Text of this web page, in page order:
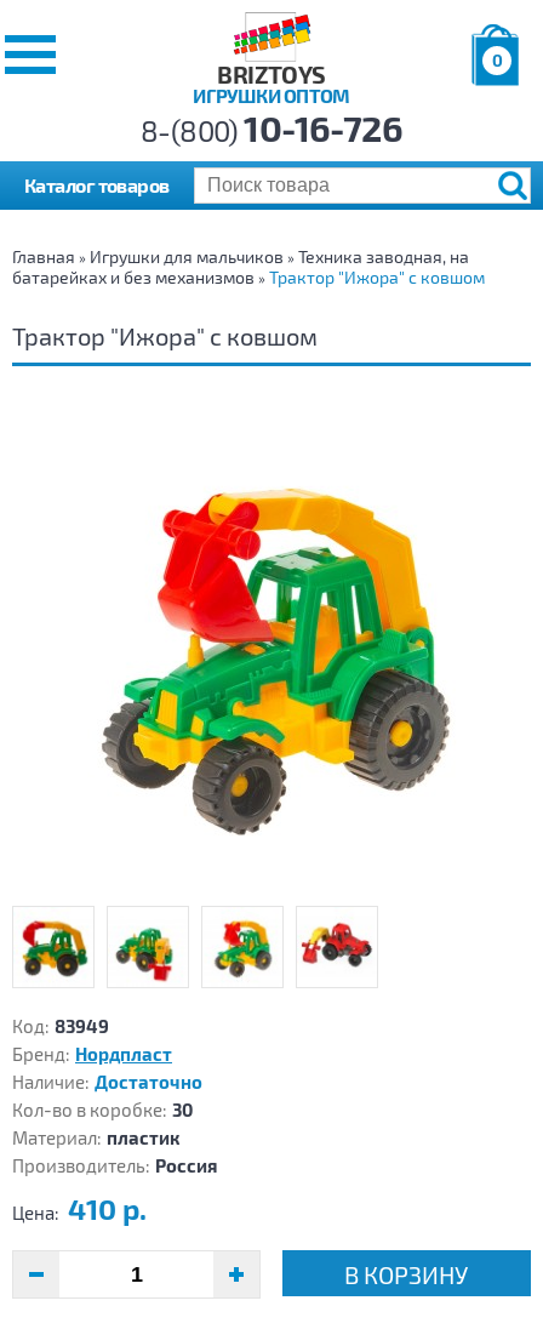
BRIZTOYS
ИГРУШКИ ОПТОМ
0
р.
8-(800)10-16-726
Каталог товаров
Главная » Игрушки для мальчиков » Техника заводная, на
батарейках и без механизмов » Трактор "Ижора" с ковшом
Трактор "Ижора" с ковшом
Код: 83949
Бренд: Нордпласт
Наличие: Достаточно
Кол-во в коробке: 30
Материал: пластик
Производитель: Россия
Цена: 410 р.
В КОРЗИНУ